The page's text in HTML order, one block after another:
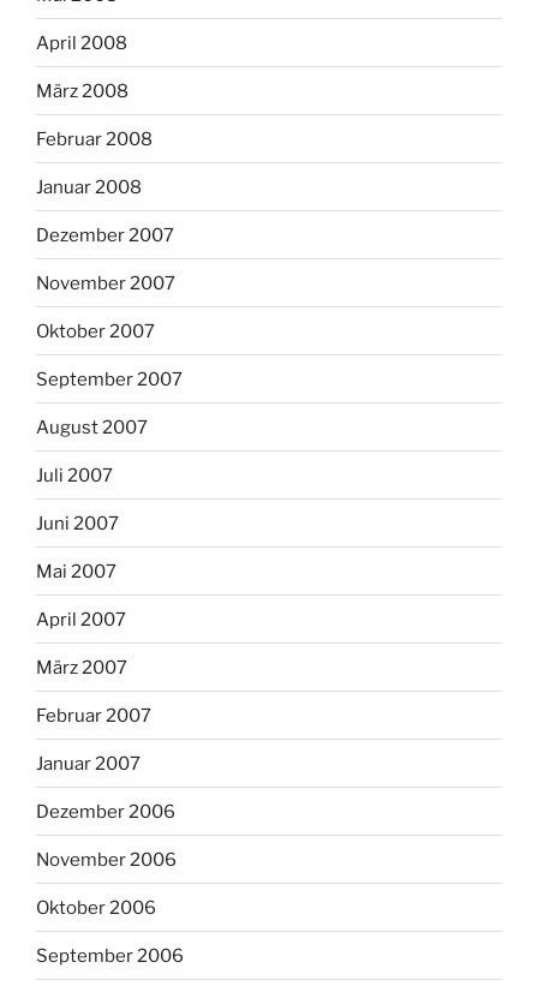
April 2008
März 2008
Februar 2008
Januar 2008
Dezember 2007
November 2007
Oktober 2007
September 2007
August 2007
Juli 2007
Juni 2007
Mai 2007
April 2007
März 2007
Februar 2007
Januar 2007
Dezember 2006
November 2006
Oktober 2006
September 2006